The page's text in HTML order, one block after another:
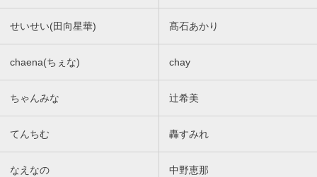
せいせい(田向星華) 髙石あかり
chaena(ちぇな) chay
ちゃんみな 辻希美
てんちむ 轟すみれ
なえなの 中野恵那